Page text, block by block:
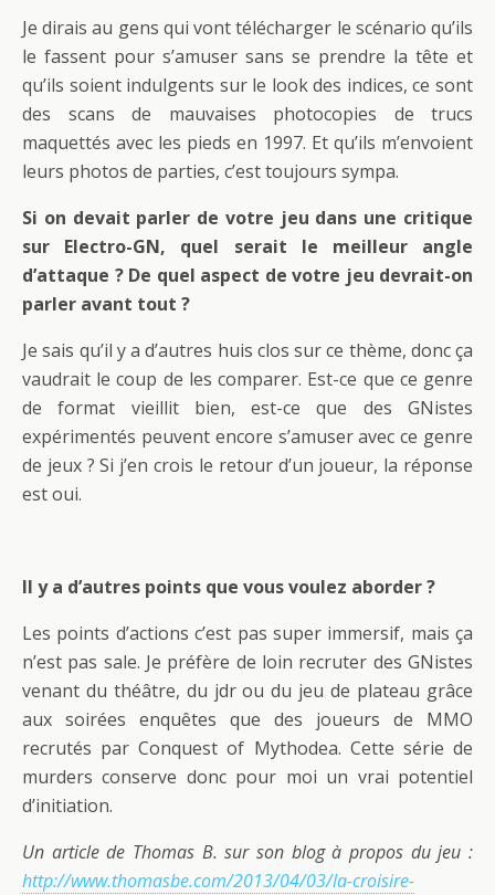
Je dirais au gens qui vont télécharger le scénario qu’ils
le fassent pour s’amuser sans se prendre la tête et
qu’ils soient indulgents sur le look des indices, ce sont
des scans de mauvaises photocopies de trucs
maquettés avec les pieds en 1997. Et qu’ils m’envoient
leurs photos de parties, c’est toujours sympa.
Si on devait parler de votre jeu dans une critique
sur Electro-GN, quel serait le meilleur angle
d’attaque ? De quel aspect de votre jeu devrait-on
parler avant tout ?
Je sais qu’il y a d’autres huis clos sur ce thème, donc ça
vaudrait le coup de les comparer. Est-ce que ce genre
de format vieillit bien, est-ce que des GNistes
expérimentés peuvent encore s’amuser avec ce genre
de jeux ? Si j’en crois le retour d’un joueur, la réponse
est oui.
Il y a d’autres points que vous voulez aborder ?
Les points d’actions c’est pas super immersif, mais ça
n’est pas sale. Je préfère de loin recruter des GNistes
venant du théâtre, du jdr ou du jeu de plateau grâce
aux soirées enquêtes que des joueurs de MMO
recrutés par Conquest of Mythodea. Cette série de
murders conserve donc pour moi un vrai potentiel
d’initiation.
Un article de Thomas B. sur son blog à propos du jeu :
http://www.thomasbe.com/2013/04/03/la-croisire-